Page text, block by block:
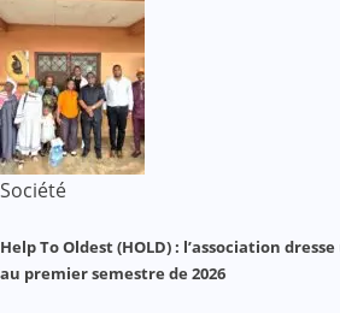
Société
Help To Oldest (HOLD) : l’association
au premier semestre de 2026